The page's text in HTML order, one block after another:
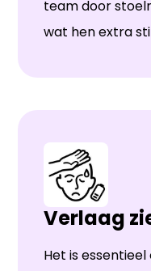
team door
wat hen extra
Verlaag
Het is